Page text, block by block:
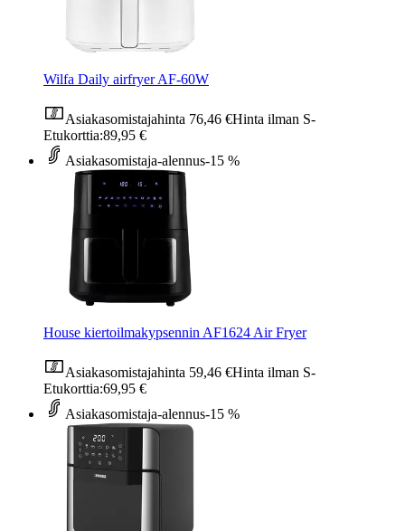
Wilfa Daily airfryer AF-60W
Asiakasomistajahinta 76,46 €Hinta ilman S-
Etukorttia:89,95 €
Asiakasomistaja-alennus-15 %
House kiertoilmakypsennin AF1624 Air Fryer
Asiakasomistajahinta 59,46 €Hinta ilman S-
Etukorttia:69,95 €
Asiakasomistaja-alennus-15 %